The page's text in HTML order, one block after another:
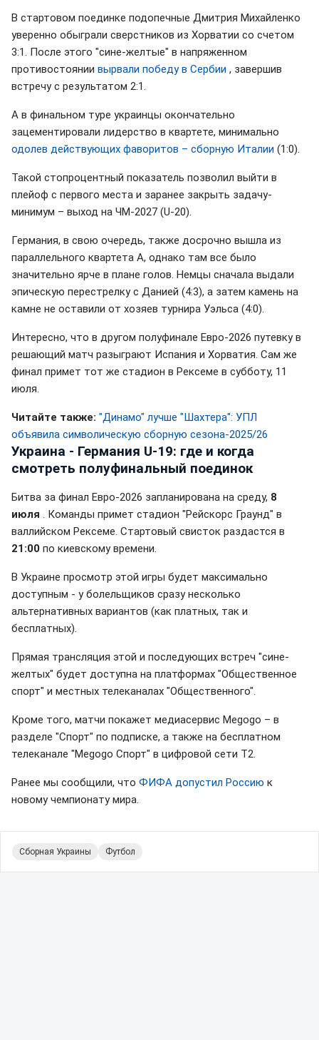
В стартовом поединке подопечные Дмитрия Михайленко
уверенно обыграли сверстников из Хорватии со счетом
3:1. После этого "сине-желтые" в напряженном
противостоянии вырвали победу в Сербии , завершив
встречу с результатом 2:1.
А в финальном туре украинцы окончательно
зацементировали лидерство в квартете, минимально
одолев действующих фаворитов – сборную Италии (1:0).
Такой стопроцентный показатель позволил выйти в
плейоф с первого места и заранее закрыть задачу-
минимум – выход на ЧМ-2027 (U-20).
Германия, в свою очередь, также досрочно вышла из
параллельного квартета А, однако там все было
значительно ярче в плане голов. Немцы сначала выдали
эпическую перестрелку с Данией (4:3), а затем камень на
камне не оставили от хозяев турнира Уэльса (4:0).
Интересно, что в другом полуфинале Евро-2026 путевку в
решающий матч разыграют Испания и Хорватия. Сам же
финал примет тот же стадион в Рексеме в субботу, 11
июля.
Читайте также: "Динамо" лучше "Шахтера": УПЛ
объявила символическую сборную сезона-2025/26
Украина - Германия U-19: где и когда
смотреть полуфинальный поединок
Битва за финал Евро-2026 запланирована на среду, 8
июля . Команды примет стадион "Рейскорс Граунд" в
валлийском Рексеме. Стартовый свисток раздастся в
21:00 по киевскому времени.
В Украине просмотр этой игры будет максимально
доступным - у болельщиков сразу несколько
альтернативных вариантов (как платных, так и
бесплатных).
Прямая трансляция этой и последующих встреч "сине-
желтых" будет доступна на платформах "Общественное
спорт" и местных телеканалах "Общественного".
Кроме того, матчи покажет медиасервис Megogo – в
разделе "Спорт" по подписке, а также на бесплатном
телеканале "Megogo Спорт" в цифровой сети Т2.
Ранее мы сообщили, что ФИФА допустил Россию к
новому чемпионату мира.
Сборная Украины Футбол